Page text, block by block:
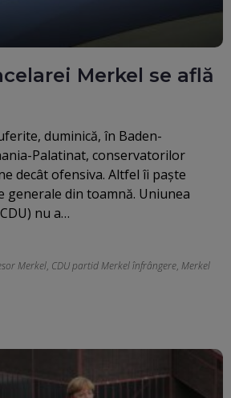
Merkel se află
duminică, în Baden-
Palatinat, conservatorilor
decât ofensiva. Altfel îi paşte
generale din toamnă. Uniunea
nu a…
Merkel, CDU partid Merkel înfrângere, Merkel